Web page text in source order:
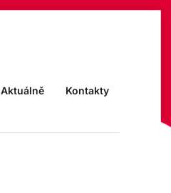
Aktuálně Kontakty